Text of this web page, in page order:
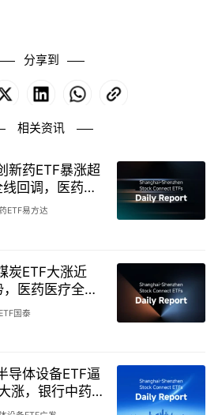
分享到
LinkedIn WhatsApp
相关资讯
新药ETF暴涨超
回调，医药成
ETF易方达
炭ETF大涨近
医药医疗全线
国泰
导体设备ETF逼
涨，银行中药